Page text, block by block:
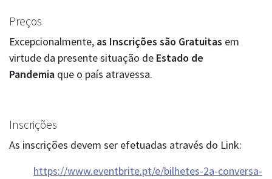
Preços
Excepcionalmente, as Inscrições são Gratuitas em
virtude da presente situação de Estado de
Pandemia que o país atravessa.
Inscrições
As inscrições devem ser efetuadas através do Link:
https://www.eventbrite.pt/e/bilhetes-2a-conversa-